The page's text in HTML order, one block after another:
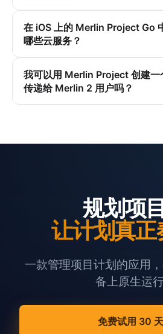
在 iOS 上的 Merlin Project Go
哪些云服务？
我可以用 Merlin Project 创建一
传递给 Merlin 2 用户吗？
规划项
让计划真正
一款管理项目计划的应用
备上原生运行
免费试用 30 天